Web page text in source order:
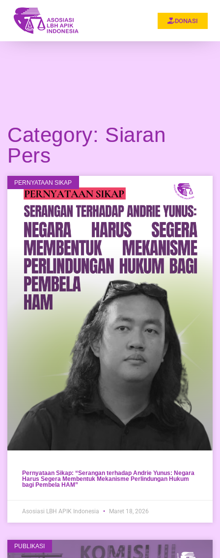
DONASI
Category: Siaran
Pers
PERNYATAAN SIKAP
Pernyataan Sikap: “Serangan terhadap Andrie Yunus: Negara
Harus Segera Membentuk Mekanisme Perlindungan Hukum
bagi Pembela HAM”
Asosiasi LBH APIK Indonesia Maret 18, 2026
PUBLIKASI